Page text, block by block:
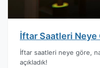
İftar Saatleri
İftar saatleri neye göre,
açıkladık!